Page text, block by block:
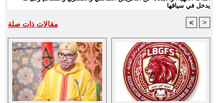
يدخل في سياقها
مقالات ذات صلة < >